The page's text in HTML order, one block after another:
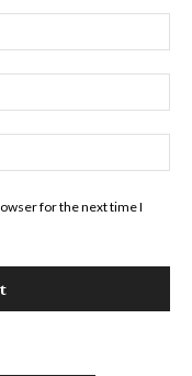
for the next time I